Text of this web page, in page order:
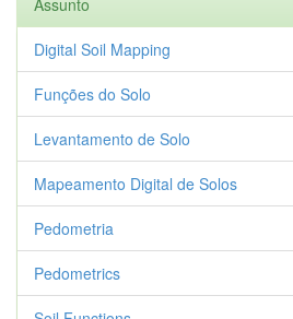
Digital Soil Mapping
Funções do Solo
Levantamento de Solo
Mapeamento Digital de Solos
Pedometria
Pedometrics